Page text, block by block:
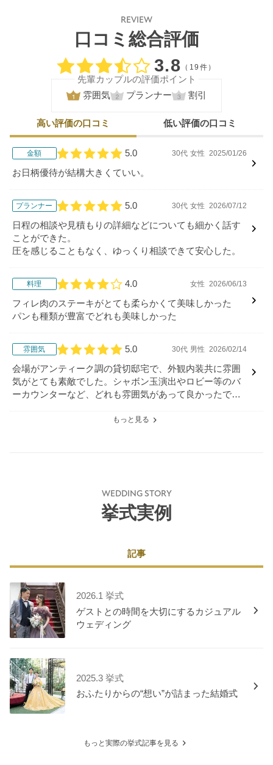
REVIEW
口コミ総合評価
口コミ評価
3.8 （19件）
先輩カップルの評価ポイント
雰囲気
プランナー 割引
高い評価の口コミ 低い評価の口コミ
金額
口コミ評価
5.0 30代 女性 2025/01/26
お日柄優待が結構大きくていい。
プランナー
口コミ評価
5.0 30代 女性 2026/07/12
日程の相談や見積もりの詳細などについても細かく話す
ことができた。
圧を感じることもなく、ゆっくり相談できて安心した。
料理
口コミ評価
4.0 女性 2026/06/13
フィレ肉のステーキがとても柔らかくて美味しかった
パンも種類が豊富でどれも美味しかった
雰囲気
口コミ評価
5.0 30代 男性 2026/02/14
会場がアンティーク調の貸切邸宅で、外観内装共に雰囲
気がとても素敵でした。シャボン玉演出やロビー等のバ
ーカウンターなど、どれも雰囲気があって良かったで
もっと見る
WEDDING STORY
挙式実例
記事
2026.1 挙式
ゲストとの時間を大切にするカジュアル
ウェディング
2025.3 挙式
おふたりからの“想い”が詰まった結婚式
もっと実際の挙式記事を見る